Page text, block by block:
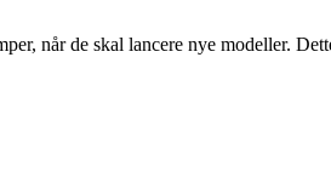
når de skal lancere nye modeller.